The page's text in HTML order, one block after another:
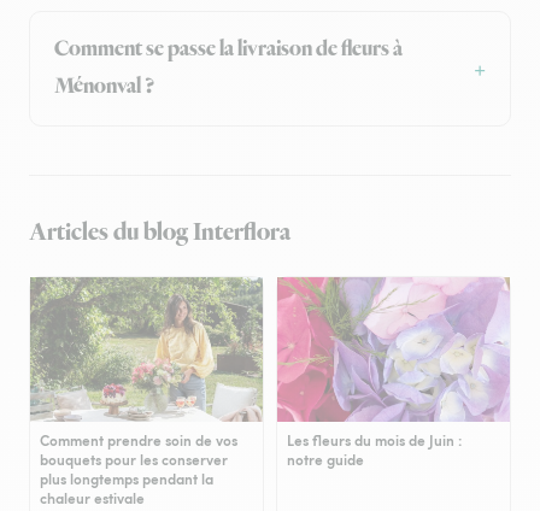
Comment se passe la livraison de fleurs à
Ménonval ?
Articles du blog Interflora
Comment prendre soin de vos
bouquets pour les conserver
plus longtemps pendant la
chaleur estivale
Les fleurs du mois de Juin :
notre guide